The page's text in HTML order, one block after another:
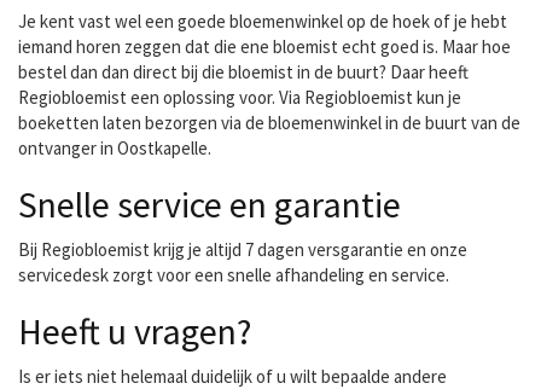
gesteld worden. Ons
team van bestaat in totaal
uit 6 gediplomeerde
medewerkers. Hierdoor...
Je kent vast wel een goede bloemenwinkel op de hoek of je hebt
iemand horen zeggen dat die ene bloemist echt goed is. Maar hoe
bestel dan dan direct bij die bloemist in de buurt? Daar heeft
Regiobloemist een oplossing voor. Via Regiobloemist kun je
boeketten laten bezorgen via de bloemenwinkel in de buurt van de
ontvanger in Oostkapelle.
Snelle service en garantie
Bij Regiobloemist krijg je altijd 7 dagen versgarantie en onze
servicedesk zorgt voor een snelle afhandeling en service.
Heeft u vragen?
Is er iets niet helemaal duidelijk of u wilt bepaalde andere